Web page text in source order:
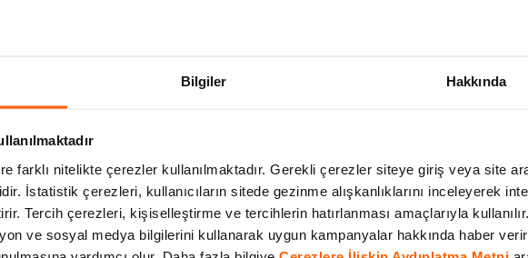
Bilgiler Hakkında
farklı nitelikte çerezler kullanılmaktadır. Gerekli çerezler siteye giriş veya site
İstatistik çerezleri, kullanıcıların sitede gezinme alışkanlıklarını inceleyerek
Tercih çerezleri, kişiselleştirme ve tercihlerin hatırlanması amaçlarıyla kullanılır.
ve sosyal medya bilgilerini kullanarak uygun kampanyalar hakkında haber
VM Medical Park Hastanesi